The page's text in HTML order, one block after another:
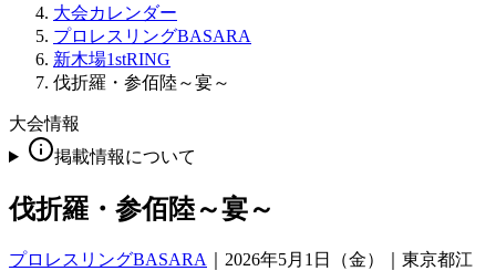
大会カレンダー
プロレスリングBASARA
新木場1stRING
伐折羅・参佰陸～宴～
大会情報
掲載情報について
伐折羅・参佰陸～宴～
プロレスリングBASARA
2026年5月1日（金）｜東京都江